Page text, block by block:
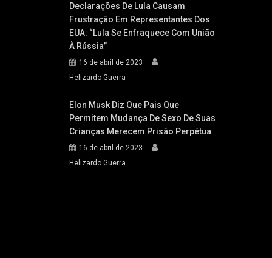
Declarações De Lula Causam
Frustração Em Representantes Dos
EUA: “Lula Se Enfraquece Com União
À Rússia”
16 de abril de 2023
Helizardo Guerra
Elon Musk Diz Que Pais Que
Permitem Mudança De Sexo De Suas
Crianças Merecem Prisão Perpétua
16 de abril de 2023
Helizardo Guerra